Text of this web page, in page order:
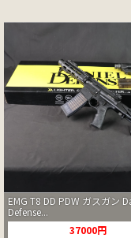
EMG T8 DD PDW ガスガン
Defense...
37000円